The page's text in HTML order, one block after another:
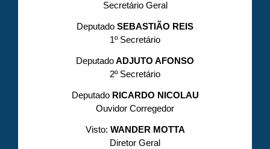
Secretário Geral
Deputado SEBASTIÃO REIS
1º Secretário
DeputadoADJUTO AFONSO
2º Secretário
DeputadoRICARDO NICOLAU
Ouvidor Corregedor
Visto: WANDER MOTTA
Diretor Geral